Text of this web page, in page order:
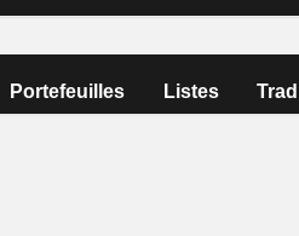
Portefeuilles Listes